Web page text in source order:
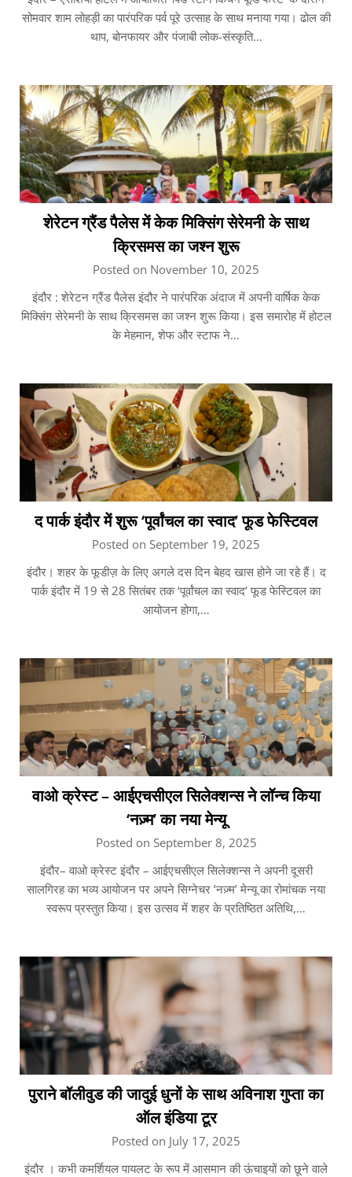
सोमवार शाम लोहड़ी का पारंपरिक पर्व पूरे उत्साह के साथ मनाया गया। ढोल की
थाप, बोनफायर और पंजाबी लोक-संस्कृति…
शेरेटन ग्रैंड पैलेस में केक मिक्सिंग सेरेमनी के साथ
क्रिसमस का जश्न शुरू
Posted on November 10, 2025
इंदौर : शेरेटन ग्रैंड पैलेस इंदौर ने पारंपरिक अंदाज में अपनी वार्षिक केक
मिक्सिंग सेरेमनी के साथ क्रिसमस का जश्न शुरू किया। इस समारोह में होटल
के मेहमान, शेफ और स्टाफ ने…
द पार्क इंदौर में शुरू ‘पूर्वांचल का स्वाद’ फूड फेस्टिवल
Posted on September 19, 2025
इंदौर। शहर के फूडीज़ के लिए अगले दस दिन बेहद खास होने जा रहे हैं। द
पार्क इंदौर में 19 से 28 सितंबर तक ‘पूर्वांचल का स्वाद’ फूड फेस्टिवल का
आयोजन होगा,…
वाओ क्रेस्ट – आईएचसीएल सिलेक्शन्स ने लॉन्च किया
‘नज़्म’ का नया मेन्यू
Posted on September 8, 2025
इंदौर– वाओ क्रेस्ट इंदौर – आईएचसीएल सिलेक्शन्स ने अपनी दूसरी
सालगिरह का भव्य आयोजन पर अपने सिग्नेचर ‘नज़्म’ मेन्यू का रोमांचक नया
स्वरूप प्रस्तुत किया। इस उत्सव में शहर के प्रतिष्ठित अतिथि,…
पुराने बॉलीवुड की जादुई धुनों के साथ अविनाश गुप्ता का
ऑल इंडिया टूर
Posted on July 17, 2025
इंदौर । कभी कमर्शियल पायलट के रूप में आसमान की ऊंचाइयों को छूने वाले